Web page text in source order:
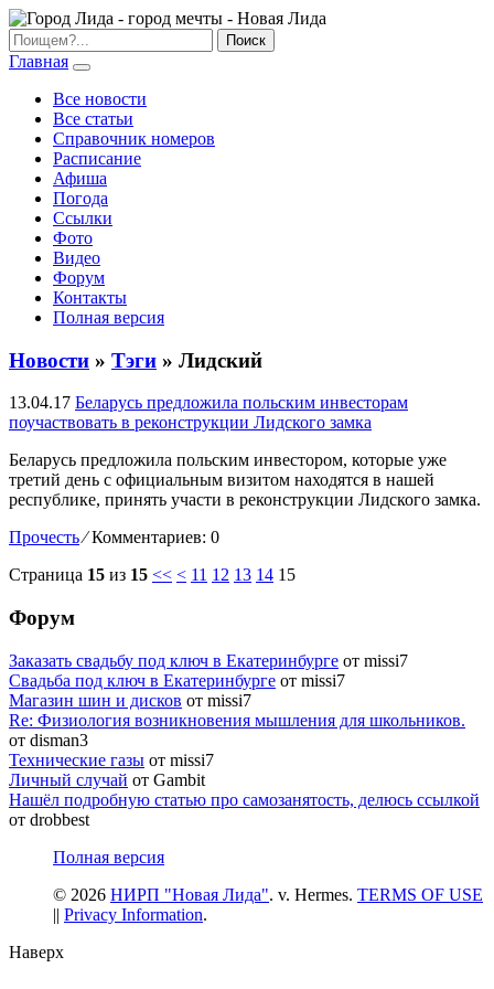
Главная
Все новости
Все статьи
Справочник номеров
Расписание
Афиша
Погода
Ссылки
Фото
Видео
Форум
Контакты
Полная версия
Новости » Тэги » Лидский
13.04.17 Беларусь предложила польским инвесторам
поучаствовать в реконструкции Лидского замка
Беларусь предложила польским инвестором, которые уже
третий день с официальным визитом находятся в нашей
республике, принять участи в реконструкции Лидского замка.
Прочесть ⁄Комментариев: 0
Страница 15 из 15 << < 11 12 13 14 15
Форум
Заказать свадьбу под ключ в Екатеринбурге от missi7
Cвадьба под ключ в Екатеринбурге от missi7
Магазин шин и дисков от missi7
Re: Физиология возникновения мышления для школьников.
от disman3
Технические газы от missi7
Личный случай от Gambit
Нашёл подробную статью про самозанятость, делюсь ссылкой
от drobbest
Полная версия
© 2026 НИРП "Новая Лида". v. Hermes. TERMS OF USE
|| Privacy Information.
Наверх